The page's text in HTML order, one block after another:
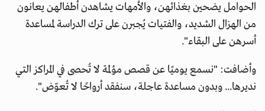
الحوامل يضحين بغذائهن، والأمهات يشاهدن أطفالهن يعانون
من الهزال الشديد، والفتيات يُجبرن على ترك الدراسة لمساعدة
أسرهن على البقاء".
وأضافت: "نسمع يوميًا عن قصص مؤلمة لا تُحصى في المراكز التي
نديرها... وبدون مساعدة عاجلة، سنفقد أرواحًا لا تُعوّض".